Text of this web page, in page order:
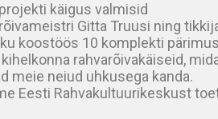
käigus valmisid
Gitta Truusi ning
koostöös 10 komplekti
rahvarõivakäiseid,
meie neiud uhkusega kanda.
Eesti Rahvakultuurikeskust